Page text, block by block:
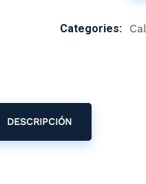
Categories:
DESCRIPCIÓN